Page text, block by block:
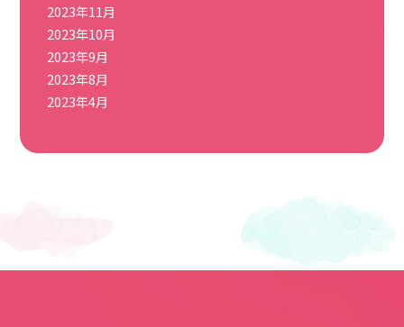
2023年11月
2023年10月
2023年9月
2023年8月
2023年4月